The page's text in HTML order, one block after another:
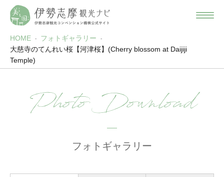
HOME
フォトギャラリー
大慈寺のてんれい桜【河津桜】(Cherry blossom at Daijiji
Temple)
Photo Download
フォトギャラリー